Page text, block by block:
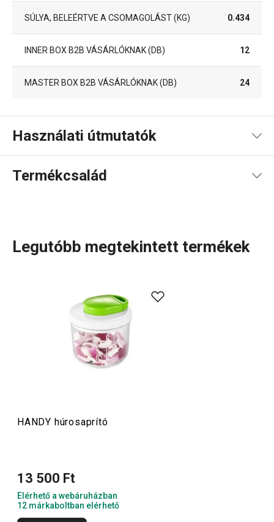
SÚLYA, BELEÉRTVE A CSOMAGOLÁST (KG) 0.434
INNER BOX B2B VÁSÁRLÓKNAK (DB) 12
MASTER BOX B2B VÁSÁRLÓKNAK (DB) 24
Használati útmutatók
Használati útmutató és biztonsági információk
Termékcsalád
tereped! Fedezd fel az okos eszközöket, amelyek
megkönnyítik a munkát:hagymavágó és hasábburgonya-
darálók, reszelők
kiegészítő. A HANDY családban csupa olyan eszközt
találsz, amelyek egy kis extra ötletet is kínálnak!
Legutóbb megtekintett termékek
HANDY húrosaprító
13 500 Ft
Elérhető a webáruházban
12 márkaboltban elérhető